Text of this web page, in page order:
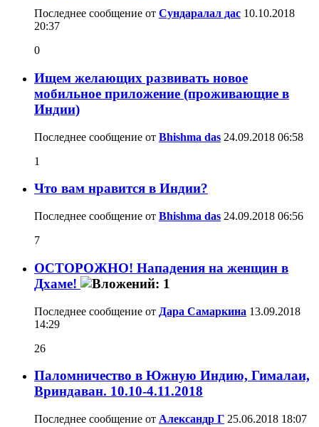
Последнее сообщение от Сундаралал дас 10.10.2018
20:37
0
Ищем желающих развивать новое
мобильное приложение (проживающие в
Индии)
Последнее сообщение от Bhishma das 24.09.2018 06:58
1
Что вам нравится в Индии?
Последнее сообщение от Bhishma das 24.09.2018 06:56
7
ОСТОРОЖНО! Нападения на женщин в
Дхаме!
Последнее сообщение от Дара Самаркина 13.09.2018
14:29
26
Паломничество в Южную Индию, Гималаи,
Вриндаван. 10.10-4.11.2018
Последнее сообщение от Александр Г 25.06.2018 18:07